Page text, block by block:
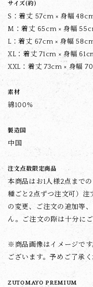
サイズ(約)
S：着丈 57cm × 身幅
M：着丈 65cm × 身幅
L：着丈 67cm × 身幅
XL：着丈 71cm × 身幅
XXL：着丈 73cm × 身幅
素材
綿100%
製造国
中国
注文点数限定商品
本商品はお1人様2点まで
種ごと2点ずつ注文可）注
の変更、ご注文の追加等
ん。ご注文の際は十分に
※商品画像はイメージで
ございます。予めご了承く
ZUTOMAYO PREMIUM